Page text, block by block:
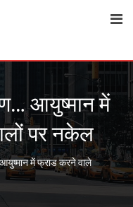
आयुष्मान में
पर नकेल
में फ्राड करने वाले